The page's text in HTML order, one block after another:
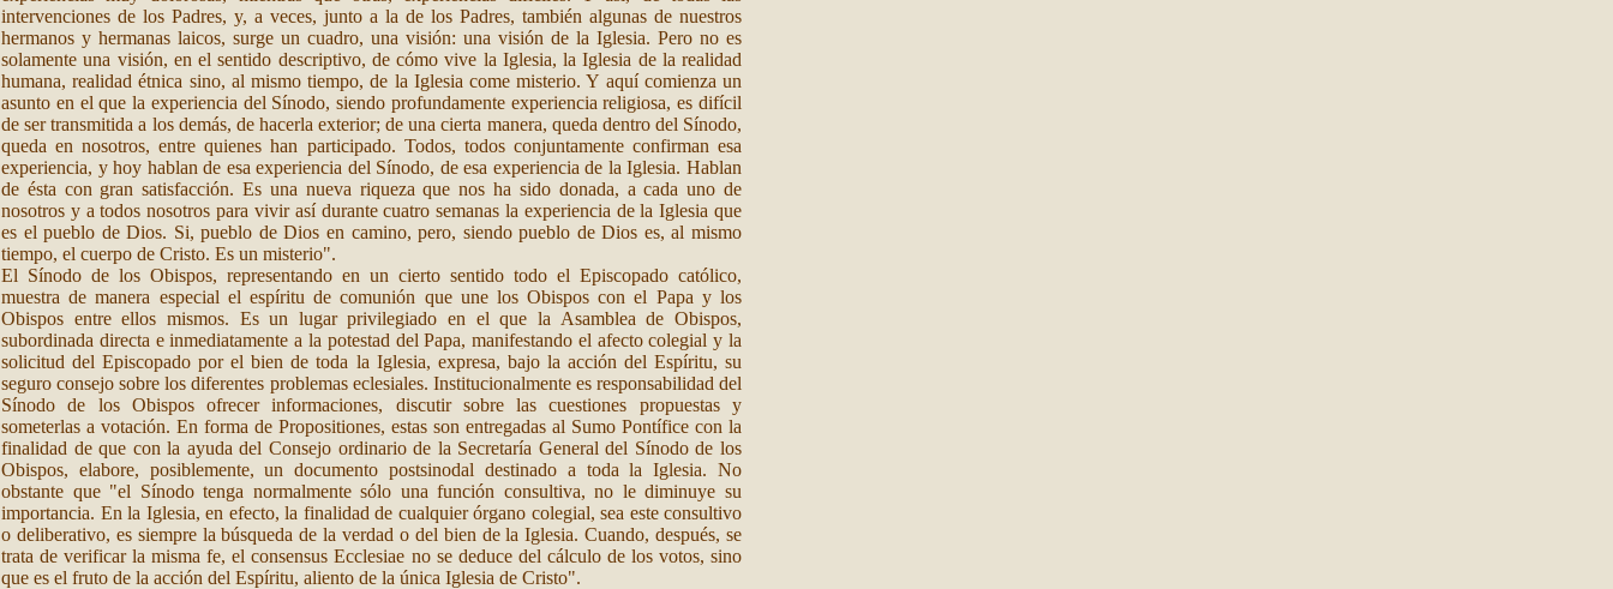
intervenciones de los Padres, y, a veces, junto a la de los Padres, también algunas de nuestros
hermanos y hermanas laicos, surge un cuadro, una visión: una visión de la Iglesia. Pero no es
solamente una visión, en el sentido descriptivo, de cómo vive la Iglesia, la Iglesia de la realidad
humana, realidad étnica sino, al mismo tiempo, de la Iglesia come misterio. Y aquí comienza un
asunto en el que la experiencia del Sínodo, siendo profundamente experiencia religiosa, es difícil
de ser transmitida a los demás, de hacerla exterior; de una cierta manera, queda dentro del Sínodo,
queda en nosotros, entre quienes han participado. Todos, todos conjuntamente confirman esa
experiencia, y hoy hablan de esa experiencia del Sínodo, de esa experiencia de la Iglesia. Hablan
de ésta con gran satisfacción. Es una nueva riqueza que nos ha sido donada, a cada uno de
nosotros y a todos nosotros para vivir así durante cuatro semanas la experiencia de la Iglesia que
es el pueblo de Dios. Si, pueblo de Dios en camino, pero, siendo pueblo de Dios es, al mismo
tiempo, el cuerpo de Cristo. Es un misterio".
El Sínodo de los Obispos, representando en un cierto sentido todo el Episcopado católico,
muestra de manera especial el espíritu de comunión que une los Obispos con el Papa y los
Obispos entre ellos mismos. Es un lugar privilegiado en el que la Asamblea de Obispos,
subordinada directa e inmediatamente a la potestad del Papa, manifestando el afecto colegial y la
solicitud del Episcopado por el bien de toda la Iglesia, expresa, bajo la acción del Espíritu, su
seguro consejo sobre los diferentes problemas eclesiales. Institucionalmente es responsabilidad del
Sínodo de los Obispos ofrecer informaciones, discutir sobre las cuestiones propuestas y
someterlas a votación. En forma de Propositiones, estas son entregadas al Sumo Pontífice con la
finalidad de que con la ayuda del Consejo ordinario de la Secretaría General del Sínodo de los
Obispos, elabore, posiblemente, un documento postsinodal destinado a toda la Iglesia. No
obstante que "el Sínodo tenga normalmente sólo una función consultiva, no le diminuye su
importancia. En la Iglesia, en efecto, la finalidad de cualquier órgano colegial, sea este consultivo
o deliberativo, es siempre la búsqueda de la verdad o del bien de la Iglesia. Cuando, después, se
trata de verificar la misma fe, el consensus Ecclesiae no se deduce del cálculo de los votos, sino
que es el fruto de la acción del Espíritu, aliento de la única Iglesia de Cristo".